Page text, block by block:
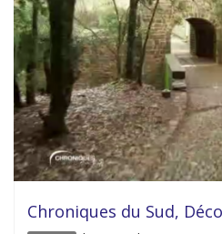
Chroniques du Sud,